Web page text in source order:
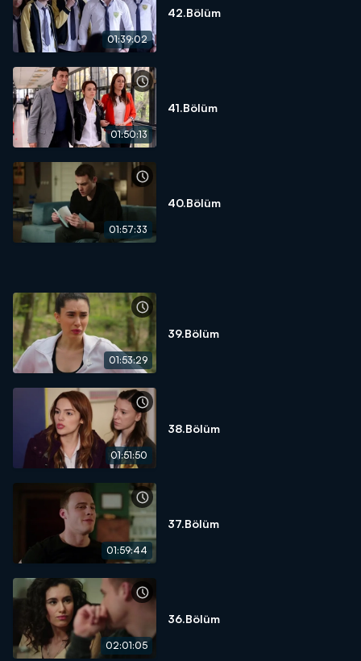
01:39:02
42.Bölüm
01:50:13
41.Bölüm
01:57:33
40.Bölüm
01:53:29
39.Bölüm
01:51:50
38.Bölüm
01:59:44
37.Bölüm
02:01:05
36.Bölüm